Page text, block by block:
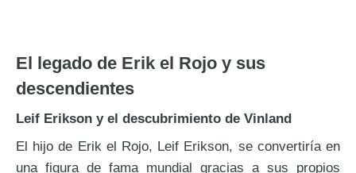
El legado de Erik el Rojo y sus
descendientes
Leif Erikson y el descubrimiento de Vinland
El hijo de Erik el Rojo, Leif Erikson, se convertiría en
una figura de fama mundial gracias a sus propios